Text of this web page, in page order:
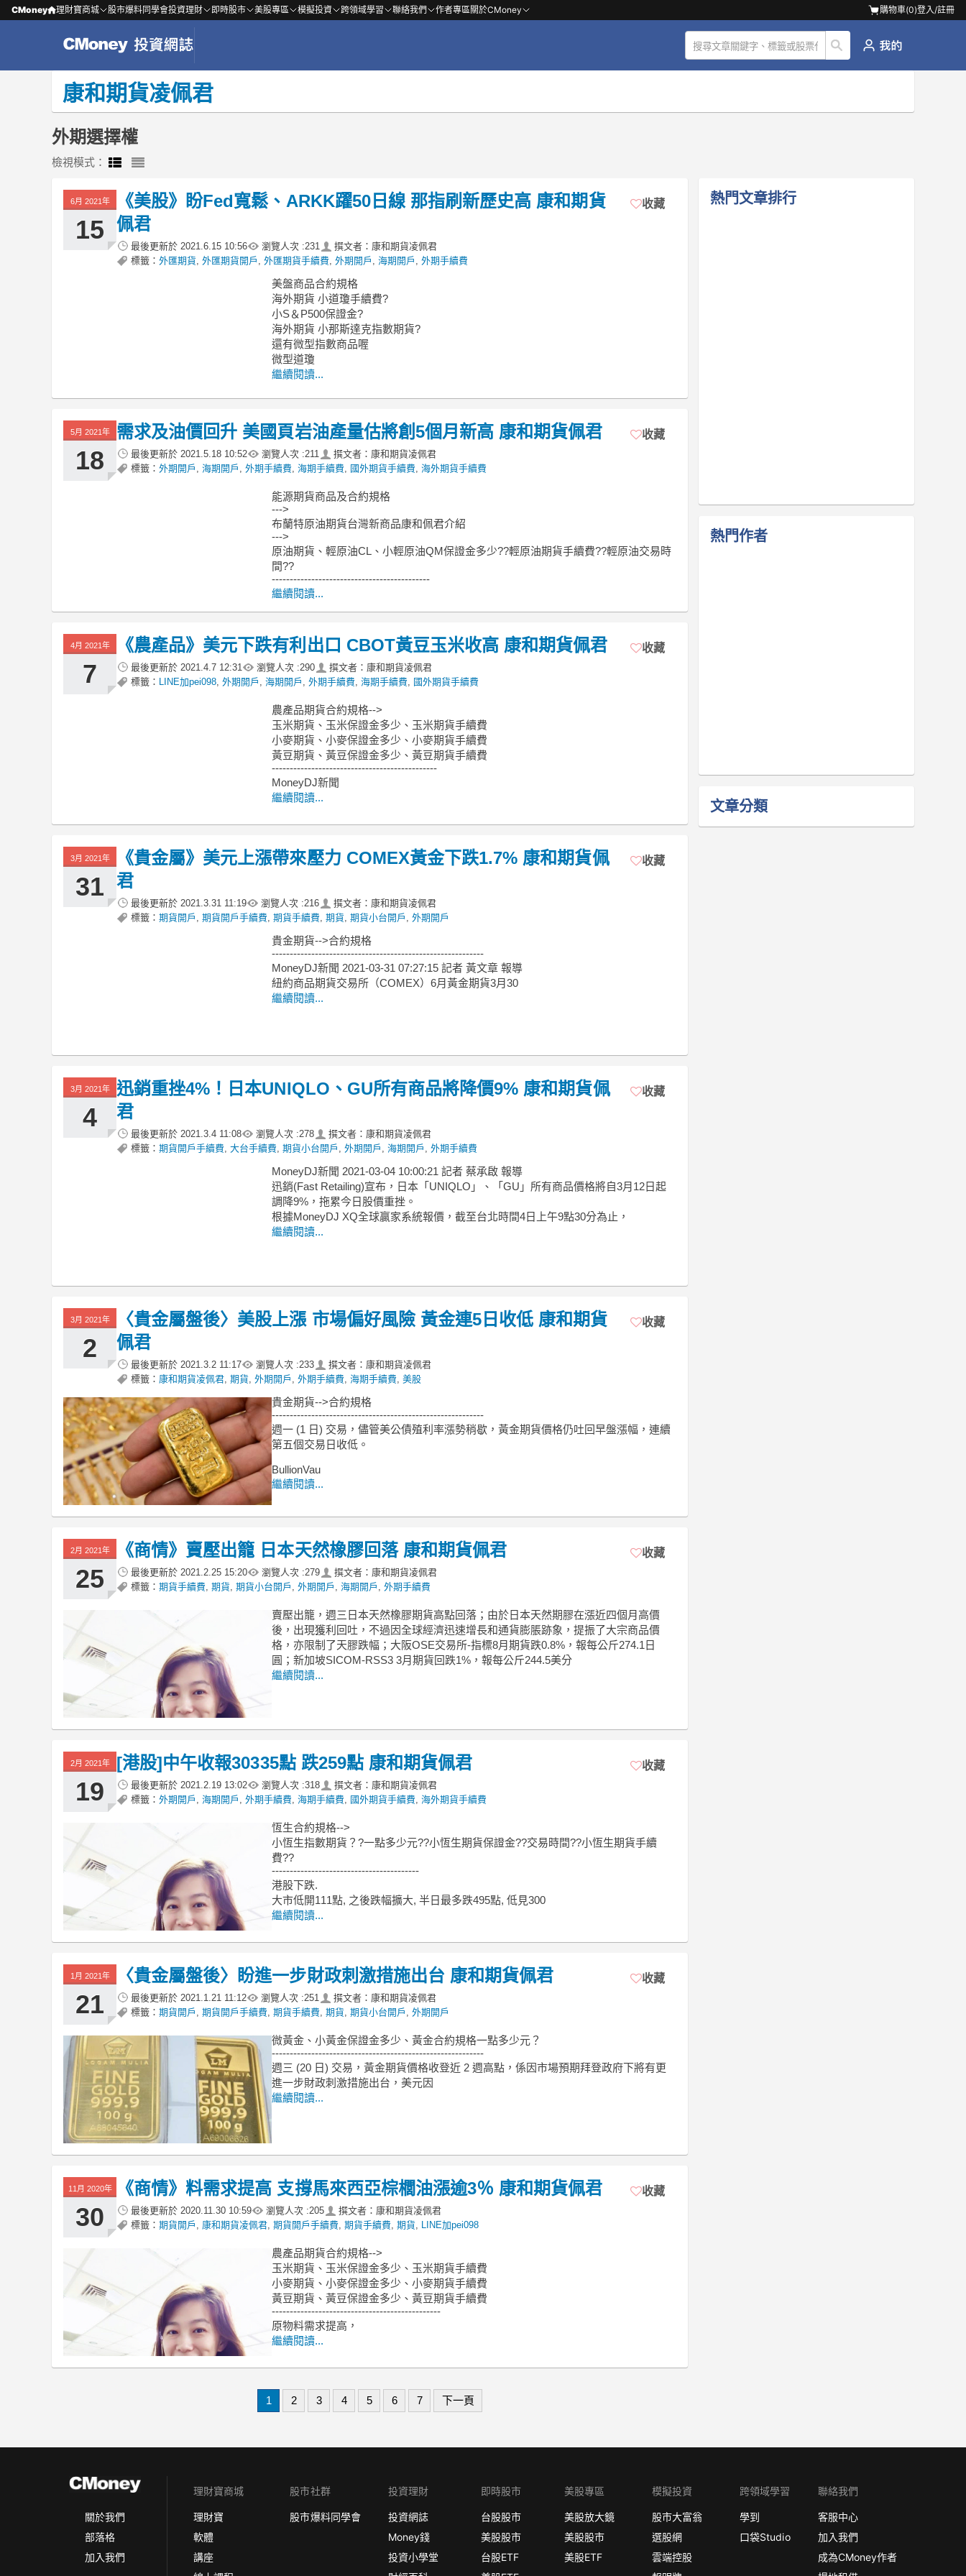
CMoney 理財寶商城 股市爆料同學會投資理財 即時股市 美股專區 模擬投資 跨領域學習 聯絡我們 作者專區關於CMoney 購物車(0)登入/註冊
康和期貨凌佩君
外期選擇權
檢視模式：
6月 2021年
15
《美股》盼Fed寬鬆、ARKK躍50日線 那指刷新歷史高 康和期貨
佩君
最後更新於 2021.6.15 10:56 瀏覽人次 :231
撰文者：康和期貨凌佩君
標籤： 外匯期貨 外匯期貨開戶 外匯期貨手續費 外期開戶 海期開戶 外期手續費
收藏
美盤商品合約規格
海外期貨 小道瓊手續費?
小S＆P500保證金?
海外期貨 小那斯達克指數期貨?
還有微型指數商品喔
微型道瓊
繼續閱讀...
5月 2021年
18
需求及油價回升 美國頁岩油產量估將創5個月新高 康和期貨佩君
最後更新於 2021.5.18 10:52 瀏覽人次 :211
撰文者：康和期貨凌佩君
標籤： 外期開戶 海期開戶 外期手續費 海期手續費 國外期貨手續費 海外期貨手續費
收藏
能源期貨商品及合約規格
--->
布蘭特原油期貨台灣新商品康和佩君介紹
--->
原油期貨、輕原油CL、小輕原油QM保證金多少??輕原油期貨手續費??輕原油交易時
間??
--------------------------------------------
繼續閱讀...
4月 2021年
7
《農產品》美元下跌有利出口 CBOT黃豆玉米收高 康和期貨佩君
最後更新於 2021.4.7 12:31 瀏覽人次 :290
撰文者：康和期貨凌佩君
標籤： LINE加pei098 外期開戶 海期開戶 外期手續費 海期手續費 國外期貨手續費
收藏
農產品期貨合約規格-->
玉米期貨、玉米保證金多少、玉米期貨手續費
小麥期貨、小麥保證金多少、小麥期貨手續費
黃豆期貨、黃豆保證金多少、黃豆期貨手續費
----------------------------------------------
MoneyDJ新聞
繼續閱讀...
3月 2021年
31
《貴金屬》美元上漲帶來壓力 COMEX黃金下跌1.7% 康和期貨佩
君
最後更新於 2021.3.31 11:19 瀏覽人次 :216
撰文者：康和期貨凌佩君
標籤： 期貨開戶 期貨開戶手續費 期貨手續費 期貨 期貨小台開戶 外期開戶
收藏
貴金期貨-->合約規格
-----------------------------------------------------------
MoneyDJ新聞 2021-03-31 07:27:15 記者 黃文章 報導
紐約商品期貨交易所（COMEX）6月黃金期貨3月30
繼續閱讀...
3月 2021年
4
迅銷重挫4%！日本UNIQLO、GU所有商品將降價9% 康和期貨佩
君
最後更新於 2021.3.4 11:08 瀏覽人次 :278
撰文者：康和期貨凌佩君
標籤： 期貨開戶手續費 大台手續費 期貨小台開戶 外期開戶 海期開戶 外期手續費
收藏
MoneyDJ新聞 2021-03-04 10:00:21 記者 蔡承啟 報導
迅銷(Fast Retailing)宣布，日本「UNIQLO」、「GU」所有商品價格將自3月12日起
調降9%，拖累今日股價重挫。
根據MoneyDJ XQ全球贏家系統報價，截至台北時間4日上午9點30分為止，
繼續閱讀...
3月 2021年
2
〈貴金屬盤後〉美股上漲 市場偏好風險 黃金連5日收低 康和期貨
佩君
最後更新於 2021.3.2 11:17 瀏覽人次 :233
撰文者：康和期貨凌佩君
標籤： 康和期貨凌佩君 期貨 外期開戶 外期手續費 海期手續費 美股
收藏
貴金期貨-->合約規格
-----------------------------------------------------------
週一 (1 日) 交易，儘管美公債殖利率漲勢稍歇，黃金期貨價格仍吐回早盤漲幅，連續
第五個交易日收低。
BullionVau
繼續閱讀...
2月 2021年
25
《商情》賣壓出籠 日本天然橡膠回落 康和期貨佩君
最後更新於 2021.2.25 15:20 瀏覽人次 :279
撰文者：康和期貨凌佩君
標籤： 期貨手續費 期貨 期貨小台開戶 外期開戶 海期開戶 外期手續費
收藏
賣壓出籠，週三日本天然橡膠期貨高點回落；由於日本天然期膠在漲近四個月高價
後，出現獲利回吐，不過因全球經濟迅速增長和通貨膨脹跡象，提振了大宗商品價
格，亦限制了天膠跌幅；大阪OSE交易所-指標8月期貨跌0.8%，報每公斤274.1日
圓；新加坡SICOM-RSS3 3月期貨回跌1%，報每公斤244.5美分
繼續閱讀...
2月 2021年
19
[港股]中午收報30335點 跌259點 康和期貨佩君
最後更新於 2021.2.19 13:02 瀏覽人次 :318
撰文者：康和期貨凌佩君
標籤： 外期開戶 海期開戶 外期手續費 海期手續費 國外期貨手續費 海外期貨手續費
收藏
恆生合約規格-->
小恆生指數期貨？?一點多少元??小恆生期貨保證金??交易時間??小恆生期貨手續
費??
-----------------------------------------
港股下跌.
大市低開111點, 之後跌幅擴大, 半日最多跌495點, 低見300
繼續閱讀...
1月 2021年
21
〈貴金屬盤後〉盼進一步財政刺激措施出台 康和期貨佩君
最後更新於 2021.1.21 11:12 瀏覽人次 :251
撰文者：康和期貨凌佩君
標籤： 期貨開戶 期貨開戶手續費 期貨手續費 期貨 期貨小台開戶 外期開戶
收藏
微黃金、小黃金保證金多少、黃金合約規格一點多少元？
-----------------------------------------------------------
週三 (20 日) 交易，黃金期貨價格收登近 2 週高點，係因市場預期拜登政府下將有更
進一步財政刺激措施出台，美元因
繼續閱讀...
11月 2020年
30
《商情》料需求提高 支撐馬來西亞棕櫚油漲逾3％ 康和期貨佩君
最後更新於 2020.11.30 10:59 瀏覽人次 :205
撰文者：康和期貨凌佩君
標籤： 期貨開戶 康和期貨凌佩君 期貨開戶手續費 期貨手續費 期貨 LINE加pei098
收藏
農產品期貨合約規格-->
玉米期貨、玉米保證金多少、玉米期貨手續費
小麥期貨、小麥保證金多少、小麥期貨手續費
黃豆期貨、黃豆保證金多少、黃豆期貨手續費
-----------------------------------------------
原物料需求提高，
繼續閱讀...
1 2 3 4 5 6 7 下一頁
熱門文章排行
熱門作者
文章分類
關於我們
部落格
加入我們
理財寶商城
理財寶
軟體
講座
股市社群
股市爆料同學會
投資理財
投資網誌
Money錢
投資小學堂
即時股市
台股股市
美股股市
台股ETF
美股專區
美股放大鏡
美股股市
美股ETF
模擬投資
股市大富翁
選股網
雲端控股
跨領域學習
學到
口袋Studio
聯絡我們
客服中心
加入我們
成為CMoney作者